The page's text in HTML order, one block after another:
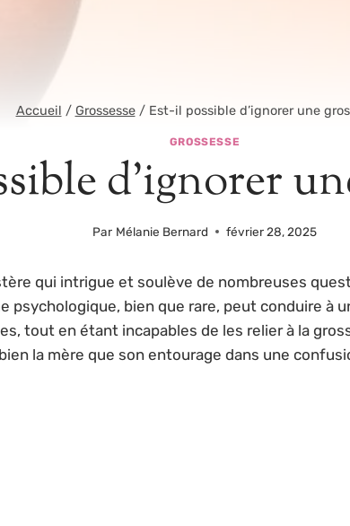
Accueil / Grossesse / Est-il possible d’ignorer une
GROSSESSE
d’ignorer
Par Mélanie Bernard février 28, 2025
qui intrigue et soulève de nombreuses
psychologique, bien que rare, peut conduire à
tout en étant incapables de les relier à la
la mère que son entourage dans une